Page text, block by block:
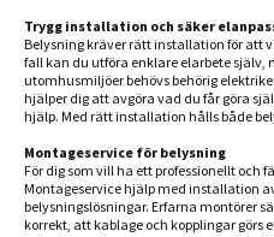
Trygg installation och säker
Belysning kräver rätt installation för att
fall kan du utföra enklare elarbete
utomhusmiljöer behövs behörig
hjälper dig att avgöra vad du får göra
hjälp. Med rätt installation hålls både
Montageservice för belysning
För dig som vill ha ett professionellt och
Montageservice hjälp med installation
belysningslösningar. Erfarna montörer
korrekt, att kablage och kopplingar görs